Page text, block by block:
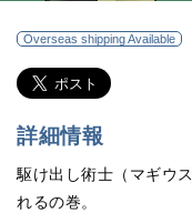
Overseas shipping Available
詳細情報
駆け出し術士（マギウ
れるの巻。